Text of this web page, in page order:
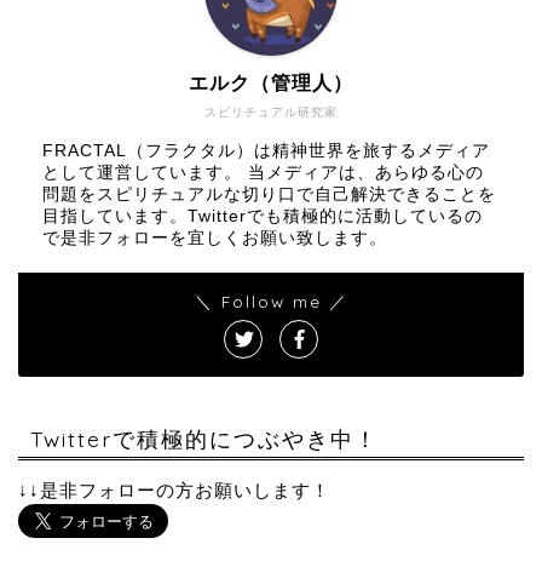
スピリチュアル研究家
エルク（管理人）
FRACTAL（フラクタル）は精神世界を旅するメディア
として運営しています。 当メディアは、あらゆる心の
問題をスピリチュアルな切り口で自己解決できることを
目指しています。Twitterでも積極的に活動しているの
で是非フォローを宜しくお願い致します。
＼ Follow me ／
Twitterで積極的につぶやき中！
↓↓是非フォローの方お願いします！